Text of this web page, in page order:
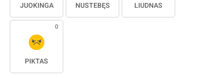
JUOKINGA NUSTEBĘS LIŪDNAS
0
PIKTAS